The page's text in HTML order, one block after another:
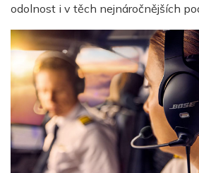
odolnost i v těch nejnáročnějších